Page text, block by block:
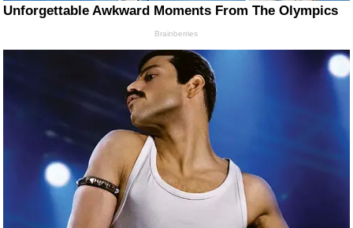
Unforgettable Awkward Moments From The Olympics
Brainberries